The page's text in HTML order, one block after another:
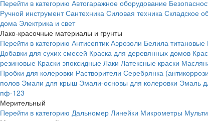
Перейти в категорию Автогаражное оборудование
Ручной инструмент Сантехника Силовая техника Складское
дома Электрика и свет
Лако-красочные материалы и грунты
Перейти в категорию Антисептик Аэрозоли Белила титановые
Добавки для сухих смесей Краска для деревянных домов
резиновые Краски эпоксидные Лаки Латексные краски
Пробки для колеровки Растворители Серебрянка
полов Эмали для крыш Эмали-основы для колеровки Эмаль
пф-123
Мерительный
Перейти в категорию Дальномер Линейки Микрометры